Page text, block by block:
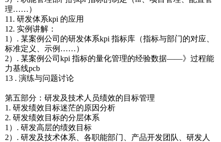
理……）
11. 研发体系kpi 的应用
12. 实例讲解：
1）. 某案例公司的研发体系kpi 指标库（指标与部门的对应、
标准定义、示例……）
2）. 某案例公司kpi 指标的量化管理的经验数据――》过程能
力基线pcb
13 . 演练与问题讨论
第五部分：研发及技术人员绩效的目标管理
1. 研发绩效目标迷茫的原因分析
2. 研发绩效目标的分层体系
1）. 研发高层的绩效目标
2）. 研发及技术体系、各职能部门、产品开发团队、研发人